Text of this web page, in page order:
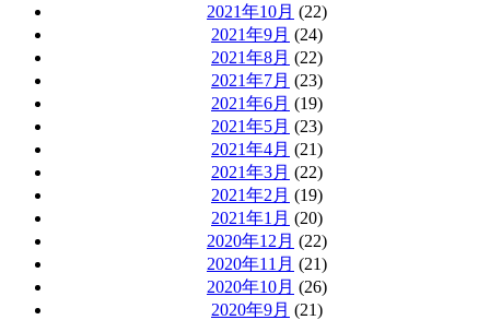
2021年10月 (22)
2021年9月 (24)
2021年8月 (22)
2021年7月 (23)
2021年6月 (19)
2021年5月 (23)
2021年4月 (21)
2021年3月 (22)
2021年2月 (19)
2021年1月 (20)
2020年12月 (22)
2020年11月 (21)
2020年10月 (26)
2020年9月 (21)